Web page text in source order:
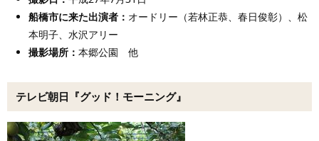
船橋市に来た出演者 ： オードリー（若林正恭、春日俊彰）、松
本明子、水沢アリー
撮影場所： 本郷公園 他
テレビ朝日『グッド！モーニング』